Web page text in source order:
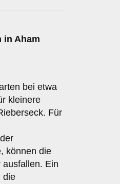
in Aham
bei etwa
kleinere
Für
können die
ausfallen. Ein
die